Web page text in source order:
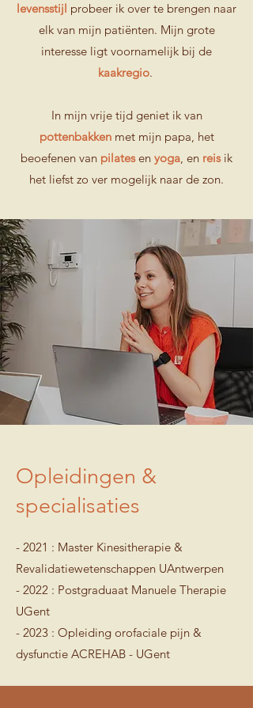
levensstijl probeer ik over te brengen naar
elk van mijn patiënten. Mijn grote
interesse ligt voornamelijk bij de
kaakregio.
In mijn vrije tijd geniet ik van
pottenbakkenmet mijn papa, het
beoefenen van pilatesen yoga, en reis ik
het liefst zo ver mogelijk naar de zon.
Opleidingen &
specialisaties
- 2021 : Master Kinesitherapie &
Revalidatiewetenschappen UAntwerpen
- 2022 : Postgraduaat Manuele Therapie
UGent
- 2023 : Opleiding orofaciale pijn &
dysfunctie ACREHAB - UGent